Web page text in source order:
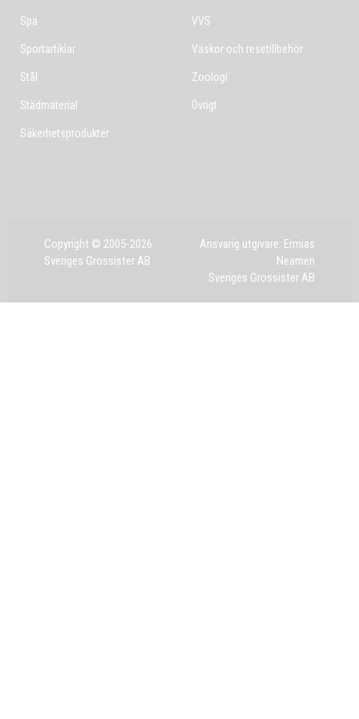
Spa
Sportartiklar
Stål
Städmaterial
Säkerhetsprodukter
VVS
Väskor och resetillbehör
Zoologi
Övrigt
Copyright © 2005-2026
Sveriges Grossister AB
Ansvarig utgivare: Ermias
Neamen
Sveriges Grossister AB